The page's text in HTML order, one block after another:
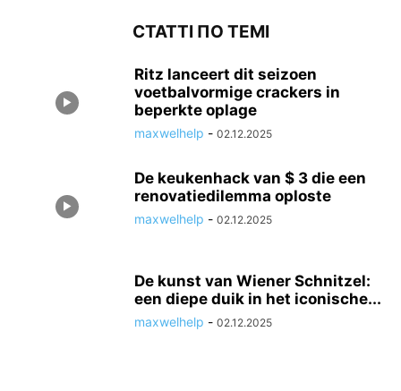
СТАТТІ ПО ТЕМІ
Ritz lanceert dit seizoen
voetbalvormige crackers in
beperkte oplage
maxwelhelp - 02.12.2025
De keukenhack van $ 3 die een
renovatiedilemma oploste
maxwelhelp - 02.12.2025
De kunst van Wiener Schnitzel:
een diepe duik in het iconische...
maxwelhelp - 02.12.2025